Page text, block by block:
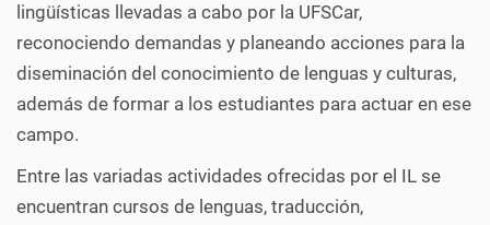
lingüísticas llevadas a cabo por la UFSCar,
reconociendo demandas y planeando acciones para la
diseminación del conocimiento de lenguas y culturas,
además de formar a los estudiantes para actuar en ese
campo.
Entre las variadas actividades ofrecidas por el IL se
encuentran cursos de lenguas, traducción,